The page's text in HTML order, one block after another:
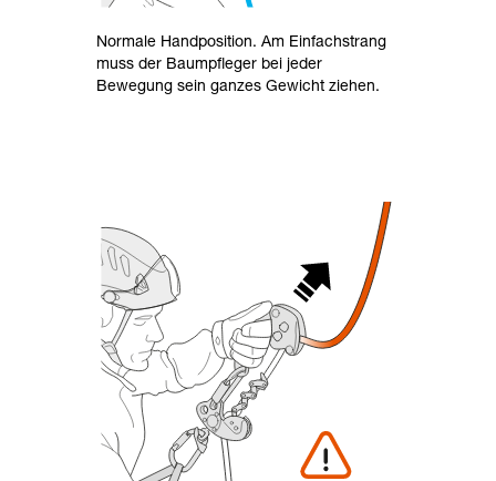
Normale Handposition. Am Einfachstrang
muss der Baumpfleger bei jeder
Bewegung sein ganzes Gewicht ziehen.